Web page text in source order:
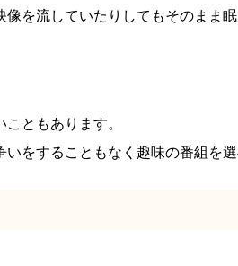
を流していたりしてもそのまま
ともあります。
をすることもなく趣味の番組を選